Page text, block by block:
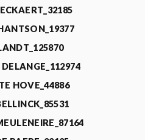
HOVE_44886